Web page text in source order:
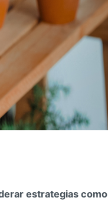
estrategias como